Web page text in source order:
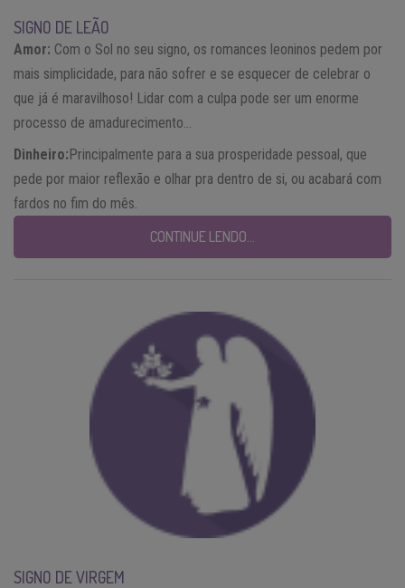
SIGNO DE LEÃO
Amor: Com o Sol no seu signo, os romances leoninos pedem por
mais simplicidade, para não sofrer e se esquecer de celebrar o
que já é maravilhoso! Lidar com a culpa pode ser um enorme
processo de amadurecimento…
Dinheiro:Principalmente para a sua prosperidade pessoal, que
pede por maior reflexão e olhar pra dentro de si, ou acabará com
fardos no fim do mês.
CONTINUE LENDO…
SIGNO DE VIRGEM